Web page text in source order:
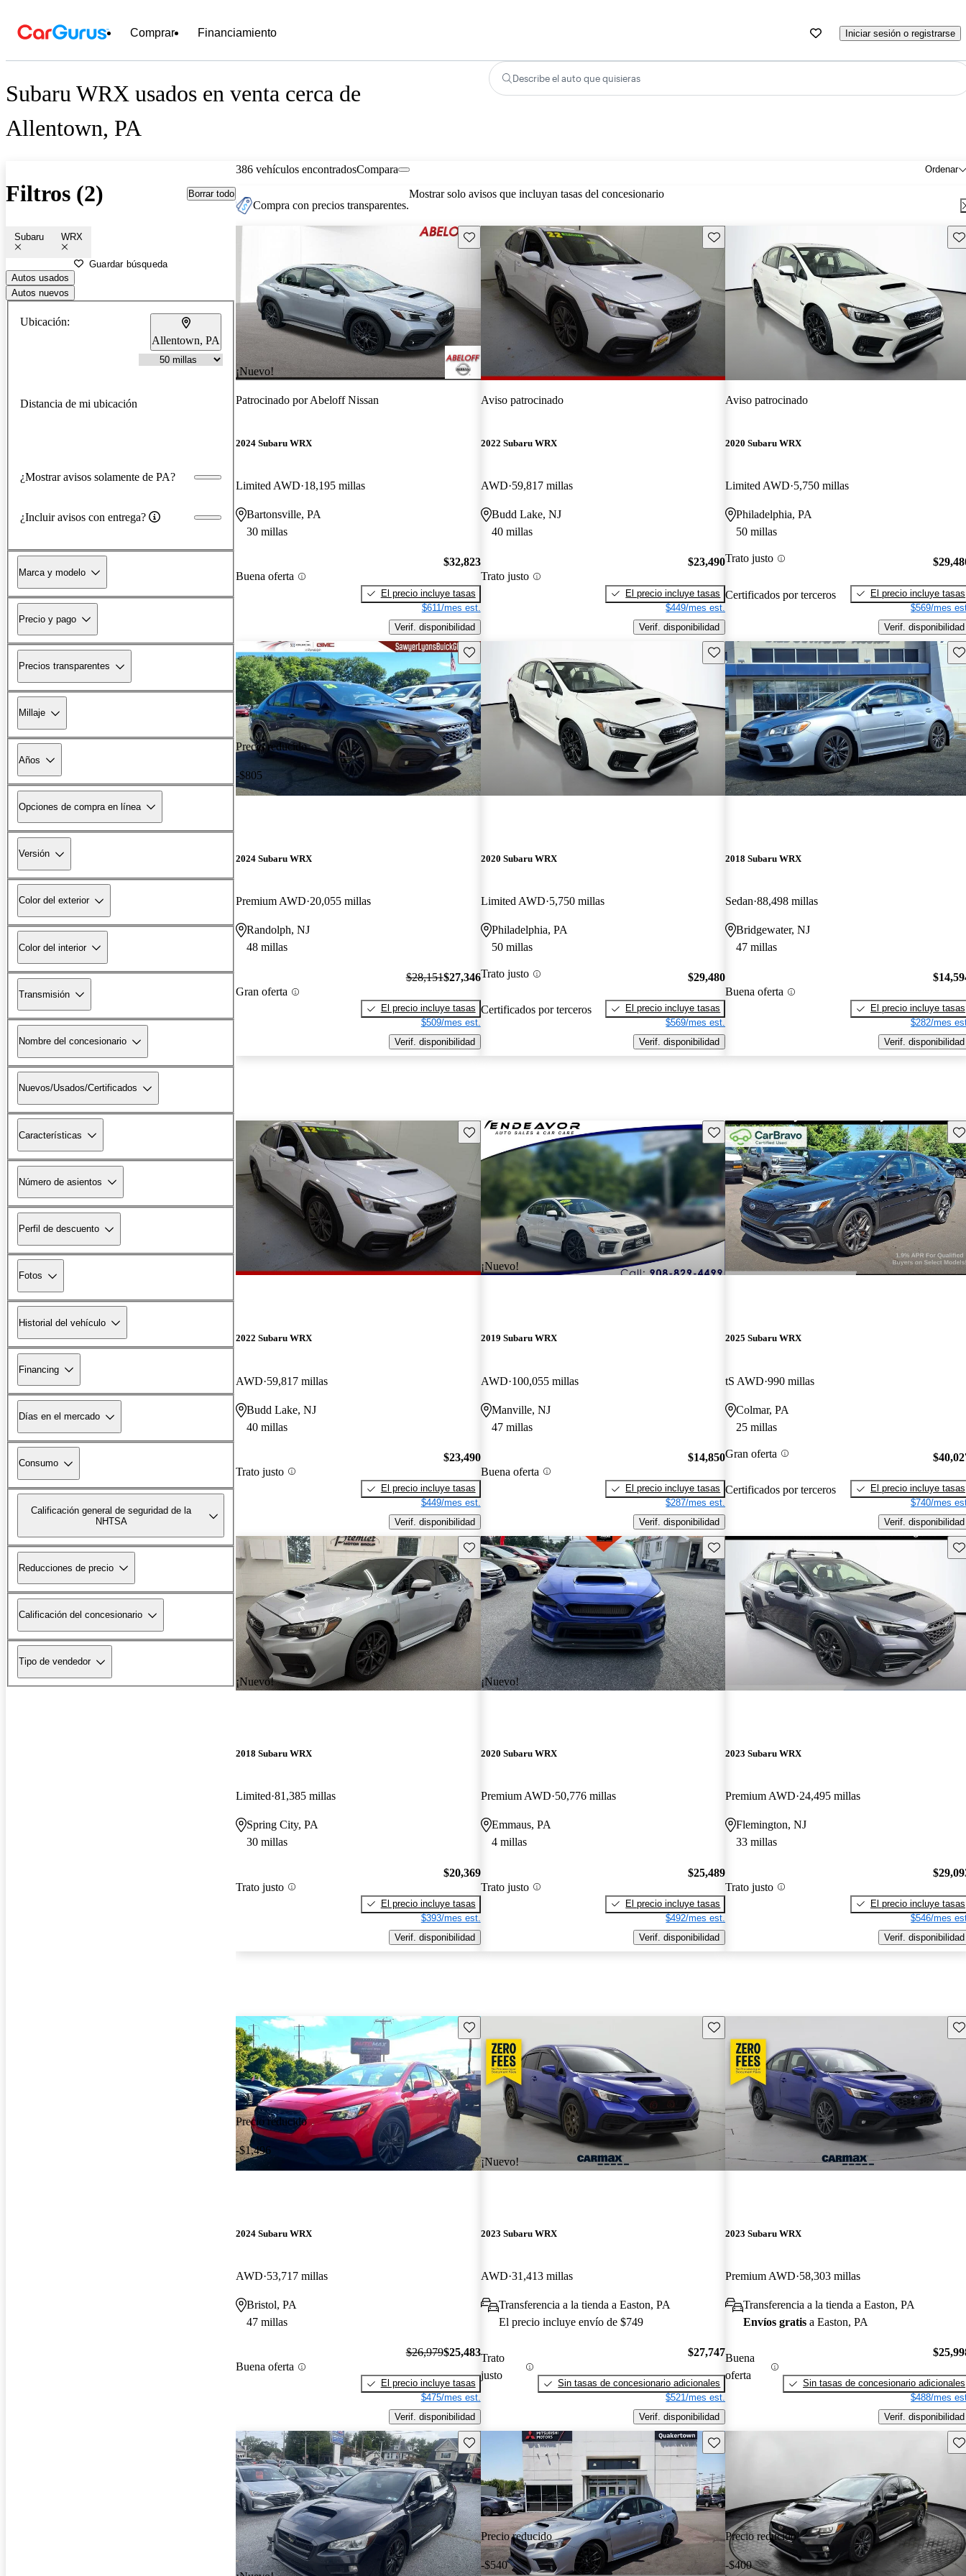
Comprar Financiamiento Iniciar sesión o registrarse
Subaru WRX usados en venta cerca de
Allentown, PA
Describe el auto que quisieras
Filtros (2) Borrar todo
Subaru WRX
Guardar búsqueda
Autos usados
Autos nuevos
Ubicación:
Allentown, PA
Distancia de mi ubicación
¿Mostrar avisos solamente de PA?
¿Incluir avisos con entrega?
Marca y modelo
Precio y pago
Precios transparentes
Millaje
Años
Opciones de compra en línea
Versión
Color del exterior
Color del interior
Transmisión
Nombre del concesionario
Nuevos/Usados/Certificados
Características
Número de asientos
Perfil de descuento
Fotos
Historial del vehículo
Financing
Días en el mercado
Consumo
Calificación general de seguridad de la
NHTSA
Reducciones de precio
Calificación del concesionario
Tipo de vendedor
386 vehículos encontrados Ordenar
Compara
Compra con precios transparentes.
Mostrar solo avisos que incluyan tasas del concesionario
¡Nuevo!
Guarda este Aviso
Patrocinado porAbeloff Nissan
2024 Subaru WRX
Limited AWD 18,195 millas
Bartonsville, PA
30 millas
Buena oferta
$32,823
El precio incluye tasas
$611/mes est.
Verif. disponibilidad
Guarda este Aviso
Aviso patrocinado
2022 Subaru WRX
AWD 59,817 millas
Budd Lake, NJ
40 millas
Trato justo
$23,490
El precio incluye tasas
$449/mes est.
Verif. disponibilidad
Aviso patrocinado
2020 Subaru WRX
Limited AWD 5,750 millas
Philadelphia, PA
50 millas
Trato justo
Certificados por terceros
El precio incluye tasas
$569/mes
Verif. disponibilidad
Precio reducido
-$805
Guarda este Aviso
2024 Subaru WRX
Premium AWD 20,055 millas
Randolph, NJ
48 millas
Gran oferta
$28,151$27,346
El precio incluye tasas
$509/mes est.
Verif. disponibilidad
Guarda este Aviso
2020 Subaru WRX
Limited AWD 5,750 millas
Philadelphia, PA
50 millas
Trato justo
Certificados por terceros
$29,480
El precio incluye tasas
$569/mes est.
Verif. disponibilidad
2018 Subaru WRX
Sedan 88,498 millas
Bridgewater, NJ
47 millas
Buena oferta
El precio incluye tasas
$282/mes
Verif. disponibilidad
Guarda este Aviso
2022 Subaru WRX
AWD 59,817 millas
Budd Lake, NJ
40 millas
Trato justo
$23,490
El precio incluye tasas
$449/mes est.
Verif. disponibilidad
¡Nuevo!
Guarda este Aviso
2019 Subaru WRX
AWD 100,055 millas
Manville, NJ
47 millas
Buena oferta
$14,850
El precio incluye tasas
$287/mes est.
Verif. disponibilidad
2025 Subaru WRX
tS AWD 990 millas
Colmar, PA
25 millas
Gran oferta
Certificados por terceros
El precio incluye tasas
$740/mes
Verif. disponibilidad
¡Nuevo!
Guarda este Aviso
2018 Subaru WRX
Limited 81,385 millas
Spring City, PA
30 millas
Trato justo
$20,369
El precio incluye tasas
$393/mes est.
Verif. disponibilidad
¡Nuevo!
Guarda este Aviso
2020 Subaru WRX
Premium AWD 50,776 millas
Emmaus, PA
4 millas
Trato justo
$25,489
El precio incluye tasas
$492/mes est.
Verif. disponibilidad
2023 Subaru WRX
Premium AWD 24,495 millas
Flemington, NJ
33 millas
Trato justo
El precio incluye tasas
$546/mes
Verif. disponibilidad
Precio reducido
-$1,496
Guarda este Aviso
2024 Subaru WRX
AWD 53,717 millas
Bristol, PA
47 millas
Buena oferta
$26,979$25,483
El precio incluye tasas
$475/mes est.
Verif. disponibilidad
¡Nuevo!
Guarda este Aviso
2023 Subaru WRX
AWD 31,413 millas
Transferencia a la tienda a Easton, PA
El precio incluye envío de $749
Trato
justo
$27,747
Sin tasas de concesionario adicionales
$521/mes est.
Verif. disponibilidad
2023 Subaru WRX
Premium AWD 58,303 millas
Transferencia a la tienda a Easton, PA
Envíos gratis a Easton, PA
Buena
oferta
Sin tasas de concesionario adicionales
$488/mes
Verif. disponibilidad
Guarda este Aviso
Precio reducido
-$540
Guarda este Aviso
Precio reducido
-$400